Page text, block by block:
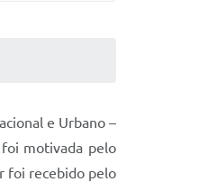
e Urbano –
motivada pelo
foi recebido pelo